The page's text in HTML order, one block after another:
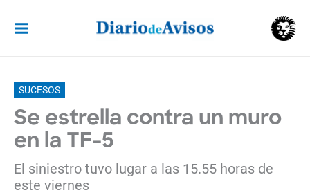
contenido
SUCESOS
Se estrella contra un muro
en la TF-5
El siniestro tuvo lugar a las 15.55 horas de
este viernes